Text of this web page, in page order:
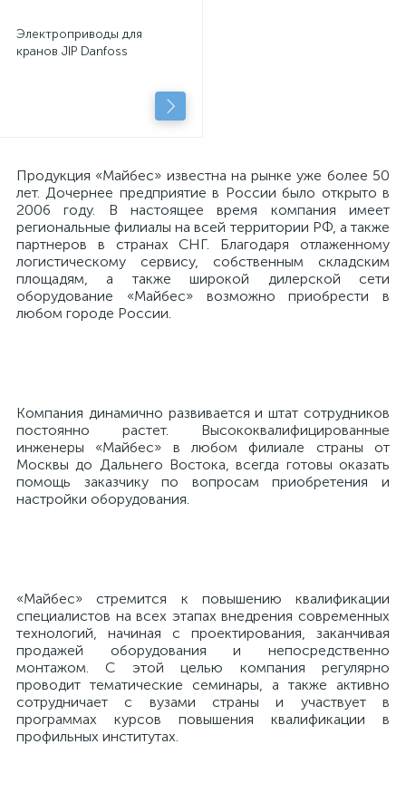
Электроприводы для
кранов JIP Danfoss
Продукция «Майбес» известна на рынке уже более 50
лет. Дочернее предприятие в России было открыто в
2006 году. В настоящее время компания имеет
региональные филиалы на всей территории РФ, а также
партнеров в странах СНГ. Благодаря отлаженному
логистическому сервису, собственным складским
площадям, а также широкой дилерской сети
оборудование «Майбес» возможно приобрести в
любом городе России.
Компания динамично развивается и штат сотрудников
постоянно растет. Высококвалифицированные
инженеры «Майбес» в любом филиале страны от
Москвы до Дальнего Востока, всегда готовы оказать
помощь заказчику по вопросам приобретения и
настройки оборудования.
«Майбес» стремится к повышению квалификации
специалистов на всех этапах внедрения современных
технологий, начиная с проектирования, заканчивая
продажей оборудования и непосредственно
монтажом. С этой целью компания регулярно
проводит тематические семинары, а также активно
сотрудничает с вузами страны и участвует в
программах курсов повышения квалификации в
профильных институтах.